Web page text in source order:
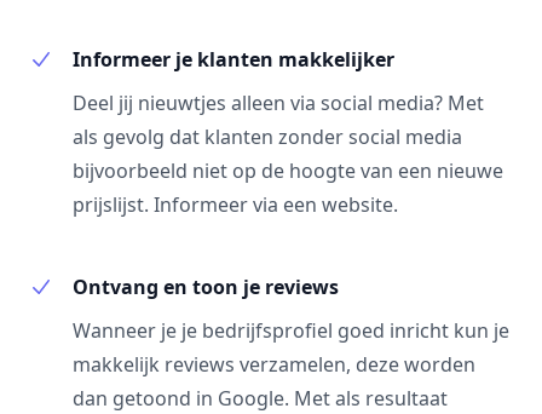
Informeer je klanten makkelijker
Deel jij nieuwtjes alleen via social media? Met
als gevolg dat klanten zonder social media
bijvoorbeeld niet op de hoogte van een nieuwe
prijslijst. Informeer via een website.
Ontvang en toon je reviews
Wanneer je je bedrijfsprofiel goed inricht kun je
makkelijk reviews verzamelen, deze worden
dan getoond in Google. Met als resultaat